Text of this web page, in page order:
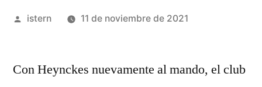
Publicado
istern 11 de noviembre de 2021
Con Heynckes nuevamente al mando, el club